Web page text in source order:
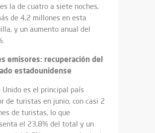
la de cuatro a siete noches,
de 4,2 millones en esta
y un aumento anual del
emisores: recuperación del
estadounidense
Unido es el principal país
de turistas en junio, con casi 2
de turistas, lo que
el 23,8% del total y un